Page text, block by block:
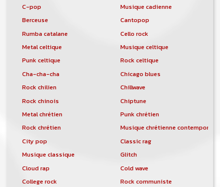
C-pop
Musique cadienne
Berceuse
Cantopop
Rumba catalane
Cello rock
Metal celtique
Musique celtique
Punk celtique
Rock celtique
Cha-cha-cha
Chicago blues
Rock chilien
Chillwave
Rock chinois
Chiptune
Metal chrétien
Punk chrétien
Rock chrétien
Musique chrétienne
City pop
Classic rag
Musique classique
Glitch
Cloud rap
Cold wave
College rock
Rock communiste